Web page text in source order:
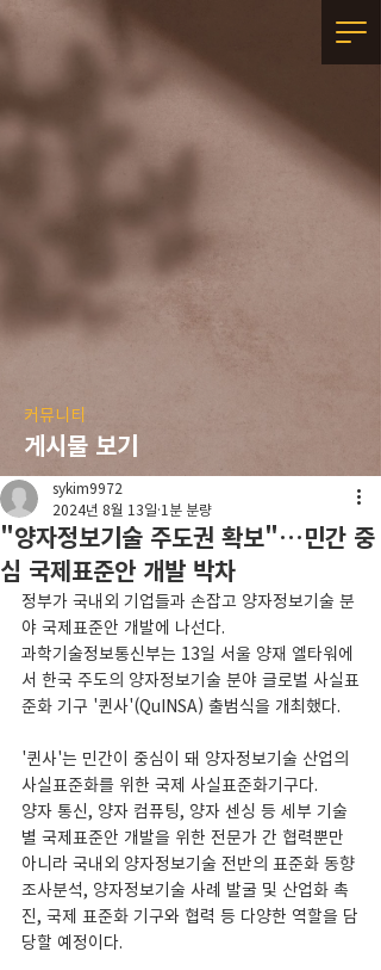
커뮤니티
게시물 보기
"양자정보기술 주도권 확보"…민간 중
심 국제표준안 개발 박차
sykim9972
2024년 8월 13일 1분 분량
정부가 국내외 기업들과 손잡고 양자정보기술 분
야 국제표준안 개발에 나선다.
과학기술정보통신부는 13일 서울 양재 엘타워에
서 한국 주도의 양자정보기술 분야 글로벌 사실표
준화 기구 '퀸사'(QuINSA) 출범식을 개최했다.
'퀸사'는 민간이 중심이 돼 양자정보기술 산업의
사실표준화를 위한 국제 사실표준화기구다.
양자 통신, 양자 컴퓨팅, 양자 센싱 등 세부 기술
별 국제표준안 개발을 위한 전문가 간 협력뿐만
아니라 국내외 양자정보기술 전반의 표준화 동향
조사분석, 양자정보기술 사례 발굴 및 산업화 촉
진, 국제 표준화 기구와 협력 등 다양한 역할을 담
당할 예정이다.